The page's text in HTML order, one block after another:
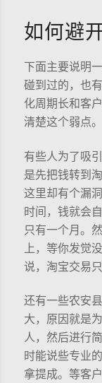
如何避
下面主要说明
碰到过的，也
化周期长和客
清楚这个弱点。
有些人为了吸
是先把钱转到
这里却有个漏
时间，钱就会
只有一个月。
上，等你发觉
说，淘宝交易
还有一些农安
大，原因就是
人，然后进行
时能说些专业
拿提成。等客